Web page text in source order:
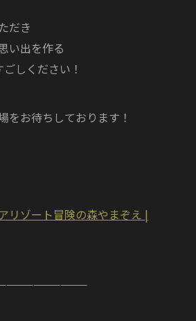
だき
い出を作る
しください！
をお待ちしております！
リゾート冒険の森やまぞえ |